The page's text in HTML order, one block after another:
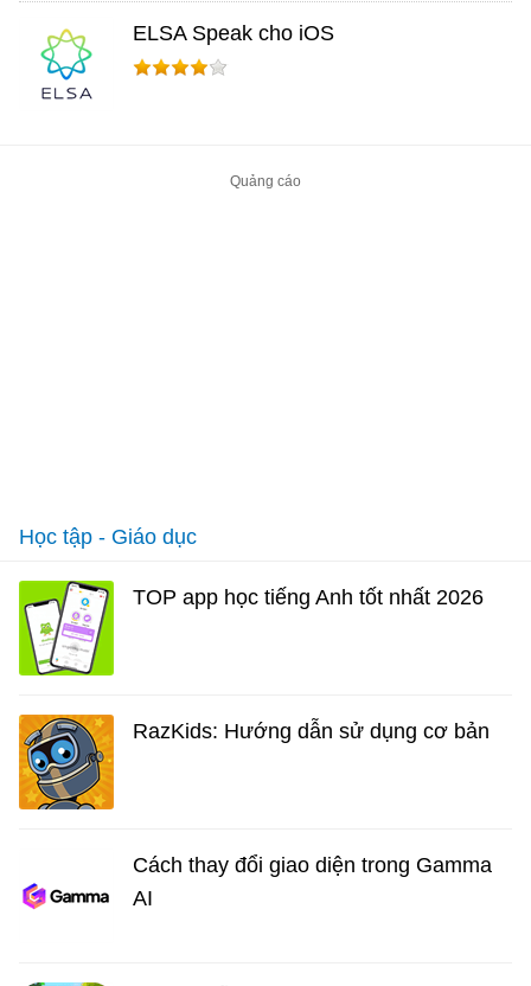
ELSA Speak cho iOS
Học tập - Giáo dục
TOP app học tiếng Anh tốt nhất 2026
RazKids: Hướng dẫn sử dụng cơ bản
Cách thay đổi giao diện trong Gamma
AI